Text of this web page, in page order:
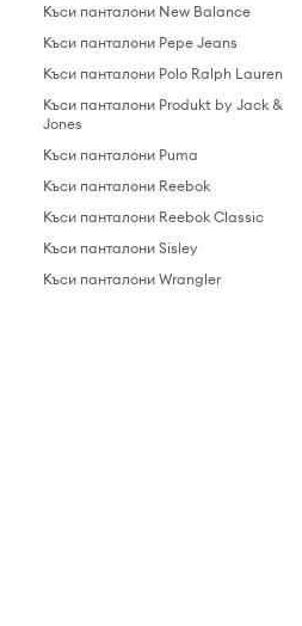
Къси панталони New Balance
Къси панталони Pepe Jeans
Къси панталони Polo Ralph Lauren
Къси панталони Produkt by Jack &
Jones
Къси панталони Puma
Къси панталони Reebok
Къси панталони Reebok Classic
Къси панталони Sisley
Къси панталони Wrangler